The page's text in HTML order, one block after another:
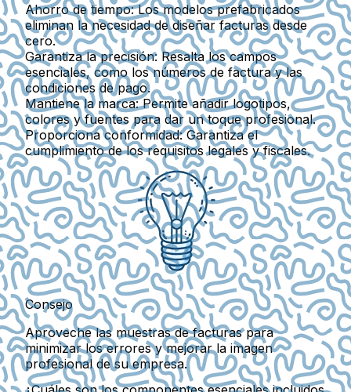
Ahorro de tiempo: Los modelos prefabricados
eliminan la necesidad de diseñar facturas desde
cero.
Garantiza la precisión: Resalta los campos
esenciales, como los números de factura y las
condiciones de pago.
Mantiene la marca: Permite añadir logotipos,
colores y fuentes para dar un toque profesional.
Proporciona conformidad: Garantiza el
cumplimiento de los requisitos legales y fiscales.
Consejo
Aproveche las muestras de facturas para
minimizar los errores y mejorar la imagen
profesional de su empresa.